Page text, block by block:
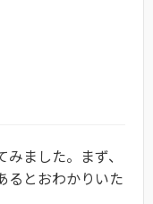
ました。まず、
るとおわかりいた